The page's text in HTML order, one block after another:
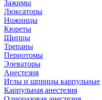
Зажимы
Люксаторы
Ножницы
Кюреты
Шипцы
Трепаны
Периотомы
Элеваторы
Анестезия
Иглы и шприцы карпульные
Карпульная анестезия